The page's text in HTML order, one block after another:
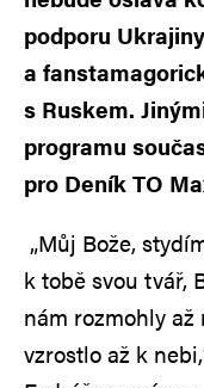
podporu
a
s Ruskem.
programu
pro Deník TO
„Můj Bože,
k tobě svou tvář,
nám rozmohly
vzrostlo až k